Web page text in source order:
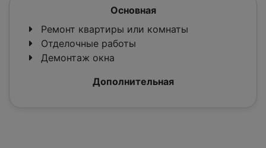
Основная
Ремонт квартиры или комнаты
Отделочные работы
Демонтаж окна
Дополнительная